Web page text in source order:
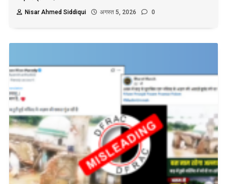
Nisar Ahmed Siddiqui
अगस्त 5, 2026 0